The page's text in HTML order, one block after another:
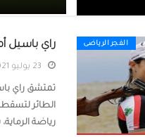
الفجر الرياضى راي باسيل
تمتشق راي
الطائر
رياضة